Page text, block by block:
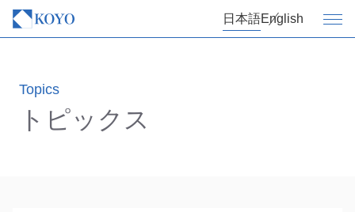
日本語English
トピックス
Topics